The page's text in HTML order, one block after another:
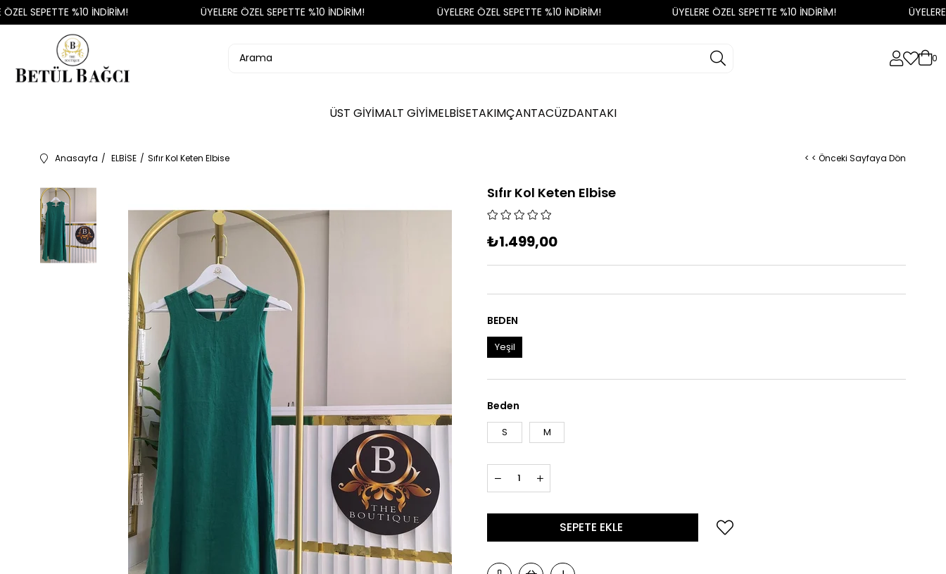
SEPETTE %10 İNDİRİM! ÜYELERE ÖZEL SEPETTE %10 İNDİRİM! ÜYELERE ÖZEL SEPETTE %10 İNDİRİM! ÜYELERE ÖZEL SEPETTE %10 İNDİRİM! ÜYELERE
0
ÜST GİYİMALT GİYİMELBİSETAKIMÇANTACÜZDANTAKI
Anasayfa ELBİSE Sıfır Kol Keten Elbise < < Önceki Sayfaya Dön
Sıfır Kol Keten Elbise
₺1.499,00
BEDEN
Yeşil
Beden
S M